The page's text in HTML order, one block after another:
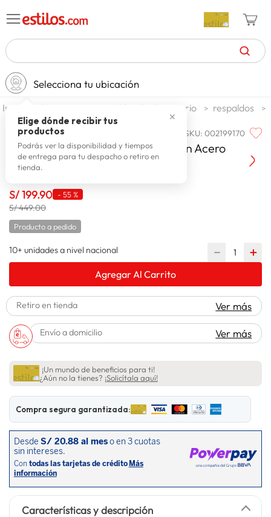
TÉRMINOS MÁS BUSCADOS
1.
2. celulares
3. zapatillas hombre
4. moda
6 . tv
7. laptop
9. spiderman
10. lavadora
Selecciona tu ubicación
✕
Elige dónde recibir tus
productos
Podrás ver la disponibilidad y tiempos
de entrega para tu despacho o retiro en
tienda.
dormitorio muebles de dormitorio respaldos
PARAISO SKU:002199170
Paraiso Cabecera Premium Queen Acero
S/199.90 - 55 %
S/ 449.00
Producto a pedido
10+ unidades a nivel nacional ＋
－
Agregar Al Carrito
Retiro en tienda Ver más
Envío a domicilio Ver más
¡Un mundo de beneficios para ti!
¿Aún no la tienes? ¡Solicítala aquí!
Compra segura garantizada:
Características y descripción